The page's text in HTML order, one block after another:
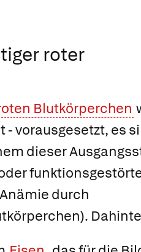
roter
Blutkörperchen
vorausgesetzt, es
dieser
Anämie durch
).